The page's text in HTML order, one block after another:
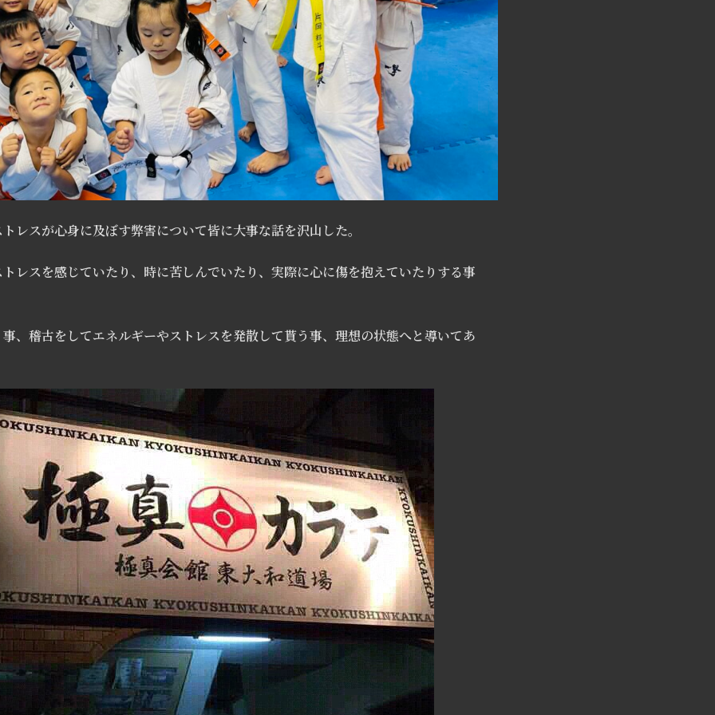
レスが心身に及ぼす弊害について皆に大事な話を沢山した。
レスを感じていたり、時に苦しんでいたり、実際に心に傷を抱えていたりする事
、稽古をしてエネルギーやストレスを発散して貰う事、理想の状態へと導いてあ